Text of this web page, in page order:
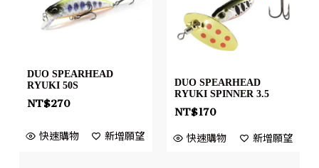
DUO SPEARHEAD
RYUKI 50S
NT$270
快速購物 新增願望
DUO SPEARHEAD
RYUKI SPINNER 3.5
NT$170
快速購物 新增願望